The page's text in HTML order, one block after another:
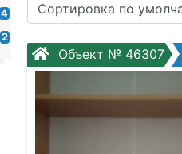
4
2
Кол. комнат:
Слово:
Сортировка по
Объект № 46307